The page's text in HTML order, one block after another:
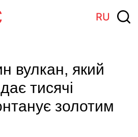
RU
вулкан, який
тисячі
золотим